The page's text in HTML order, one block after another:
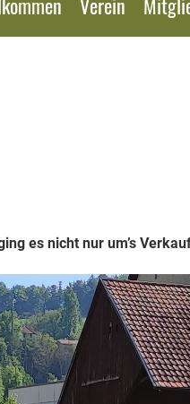
es nicht nur um’s